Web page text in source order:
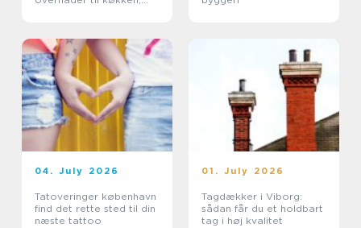
04. July 2026
Tatoveringer københavn
find det rette sted til din
næste tattoo
01. July 2026
Tagdækker i Viborg:
sådan får du et holdbart
tag i høj kvalitet